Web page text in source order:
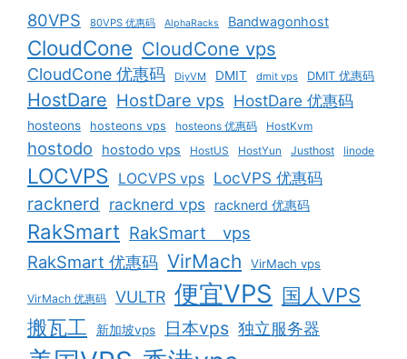
80VPS 80VPS 优惠码 AlphaRacks Bandwagonhost
CloudCone CloudCone vps
CloudCone 优惠码 DiyVM DMIT dmit vps DMIT 优惠码
HostDare HostDare vps HostDare 优惠码
hosteons hosteons vps hosteons 优惠码 HostKvm
hostodo hostodo vps HostUS HostYun Justhost linode
LOCVPS LOCVPS vps LocVPS 优惠码
racknerd racknerd vps racknerd 优惠码
RakSmart RakSmart vps
RakSmart 优惠码 VirMach VirMach vps
VirMach 优惠码 VULTR 便宜VPS 国人VPS
搬瓦工
新加坡vps 日本vps 独立服务器